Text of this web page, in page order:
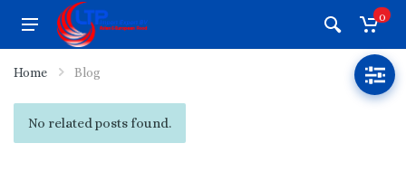
0
Home Blog
No related posts found.